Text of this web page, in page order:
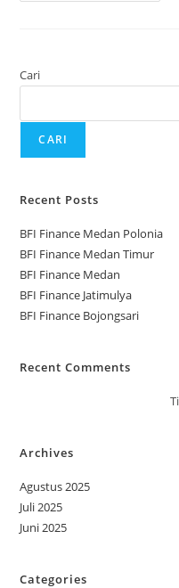
Cari
CARI
Recent Posts
BFI Finance Medan Polonia
BFI Finance Medan Timur
BFI Finance Medan
BFI Finance Jatimulya
BFI Finance Bojongsari
Recent Comments
Archives
Agustus 2025
Juli 2025
Juni 2025
Categories